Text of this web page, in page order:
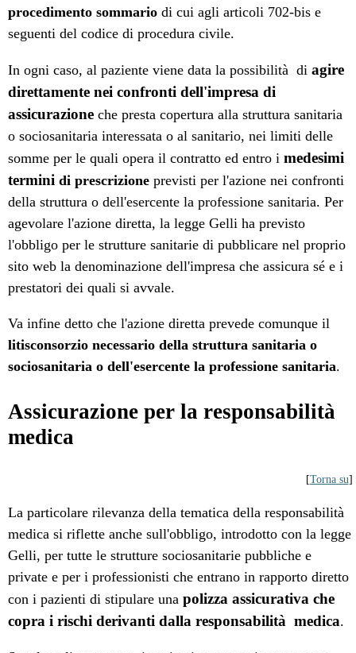
procedimento sommariodi cui agli articoli 702-bis e
seguenti del codice di procedura civile.
In ogni caso, al paziente viene data la possibilità diagire
direttamente nei confronti dell'impresa di
assicurazioneche presta copertura alla struttura sanitaria
o sociosanitaria interessata o al sanitario, nei limiti delle
somme per le quali opera il contratto ed entro imedesimi
terminidi prescrizione previsti per l'azione nei confronti
della struttura o dell'esercente la professione sanitaria. Per
agevolare l'azione diretta, la legge Gelli ha previsto
l'obbligo per le strutture sanitarie di pubblicare nel proprio
sito web la denominazione dell'impresa che assicura sé e i
prestatori dei quali si avvale.
Va infine detto che l'azione diretta prevede comunque il
litisconsorzio necessario della struttura sanitaria o
sociosanitaria o dell'esercente la professione sanitaria.
Assicurazione per la responsabilità
medica
[Torna su]
La particolare rilevanza della tematica della responsabilità
medica si riflette anche sull'obbligo, introdotto con la legge
Gelli, per tutte le strutture sociosanitarie pubbliche e
private e per i professionisti che entrano in rapporto diretto
con i pazienti di stipulare unapolizza assicurativa che
copra i rischi derivanti dalla responsabilità medica.